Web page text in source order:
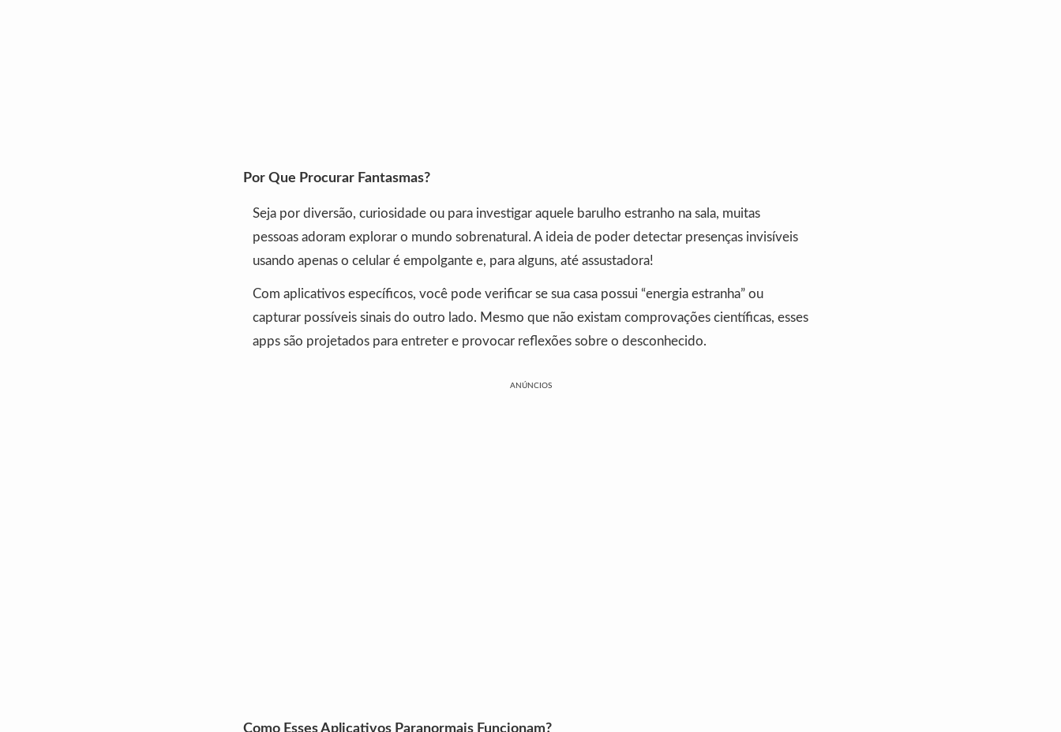
Por Que Procurar Fantasmas?
Seja por diversão, curiosidade ou para investigar aquele barulho estranho na sala, muitas
pessoas adoram explorar o mundo sobrenatural. A ideia de poder detectar presenças invisíveis
usando apenas o celular é empolgante e, para alguns, até assustadora!
Com aplicativos específicos, você pode verificar se sua casa possui “energia estranha” ou
capturar possíveis sinais do outro lado. Mesmo que não existam comprovações científicas, esses
apps são projetados para entreter e provocar reflexões sobre o desconhecido.
ANÚNCIOS